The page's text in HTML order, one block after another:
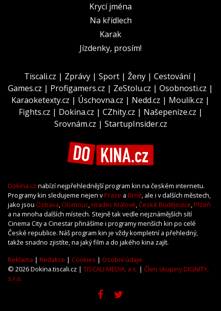
Krycí jména
Na křídlech
Karak
Jízdenky, prosím!
Tiscali.cz | Zprávy | Sport | Ženy | Cestování|
Games.cz | Profigamers.cz | ZeStolu.cz | Osobnosti.cz |
Karaoketexty.cz | Úschovna.cz | Nedd.cz | Moulík.cz |
Fights.cz | Dokina.cz | CZhity.cz | Našepeníze.cz |
Srovnám.cz | StartupInsider.cz
Dokina.cz nabízí nejpřehlednější program kin na českém internetu.
Programy kin sledujeme nejen vPraze a Brně, ale i v dalších městech,
jako jsou Ostrava, Olomouc,Hradec Králové,České Budějovice,Plzeň
a na mnoha dalších místech. Stejně tak vedle nejznámějších sítí
Cinema City a Cinestar přinášíme i programy menších kin po celé
České republice. Náš program kin je vždy kompletní a přehledný,
takže snadno zjistíte, na jaký film a do jakého kina zajít.
Reklama | Redakce | Cookies | Osobní údaje
© 2026 Dokina.tiscali.cz | TISCALI MEDIA, a.s. | Člen skupiny DIGNITY,
s.r.o.